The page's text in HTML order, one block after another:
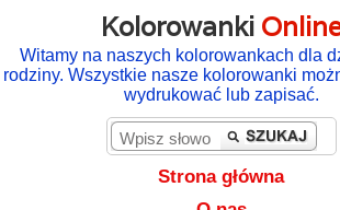
Kolorowanki
Witamy na naszych kolorowankach dla
rodziny. Wszystkie nasze kolorowanki
wydrukować lub zapisać.
Strona główna